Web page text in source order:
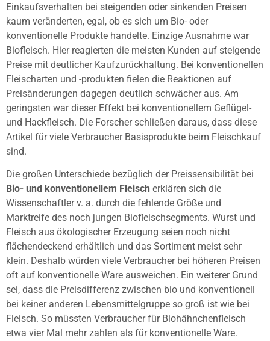
Einkaufsverhalten bei steigenden oder sinkenden Preisen
kaum veränderten, egal, ob es sich um Bio- oder
konventionelle Produkte handelte. Einzige Ausnahme war
Biofleisch. Hier reagierten die meisten Kunden auf steigende
Preise mit deutlicher Kaufzurückhaltung. Bei konventionellen
Fleischarten und -produkten fielen die Reaktionen auf
Preisänderungen dagegen deutlich schwächer aus. Am
geringsten war dieser Effekt bei konventionellem Geflügel-
und Hackfleisch. Die Forscher schließen daraus, dass diese
Artikel für viele Verbraucher Basisprodukte beim Fleischkauf
sind.
Die großen Unterschiede bezüglich der Preissensibilität bei
Bio- und konventionellem Fleisch erklären sich die
Wissenschaftler v. a. durch die fehlende Größe und
Marktreife des noch jungen Biofleischsegments. Wurst und
Fleisch aus ökologischer Erzeugung seien noch nicht
flächendeckend erhältlich und das Sortiment meist sehr
klein. Deshalb würden viele Verbraucher bei höheren Preisen
oft auf konventionelle Ware ausweichen. Ein weiterer Grund
sei, dass die Preisdifferenz zwischen bio und konventionell
bei keiner anderen Lebensmittelgruppe so groß ist wie bei
Fleisch. So müssten Verbraucher für Biohähnchenfleisch
etwa vier Mal mehr zahlen als für konventionelle Ware.